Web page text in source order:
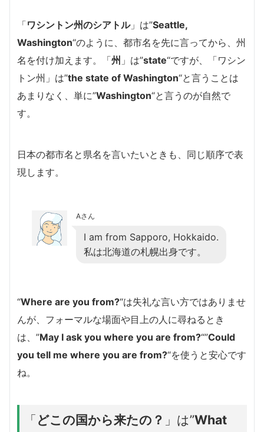
「ワシントン州のシアトル」は”Seattle,
Washington“のように、都市名を先に言ってから、州
名を付け加えます。「州 」は”state“ですが、「ワシン
トン州」は”the state of Washington“と言うことは
あまりなく、単に”Washington“と言うのが自然で
す。
日本の都市名と県名を言いたいときも、同じ順序で表
現します。
Aさん
I am from Sapporo, Hokkaido.
私は北海道の札幌出身です。
“Where are you from?“は失礼な言い方ではありませ
んが、フォーマルな場面や目上の人に尋ねるとき
は、”May I ask you where you are from?“”Could
you tell me where you are from?“を使うと安心です
ね。
「どこの国から来たの？ 」は”What